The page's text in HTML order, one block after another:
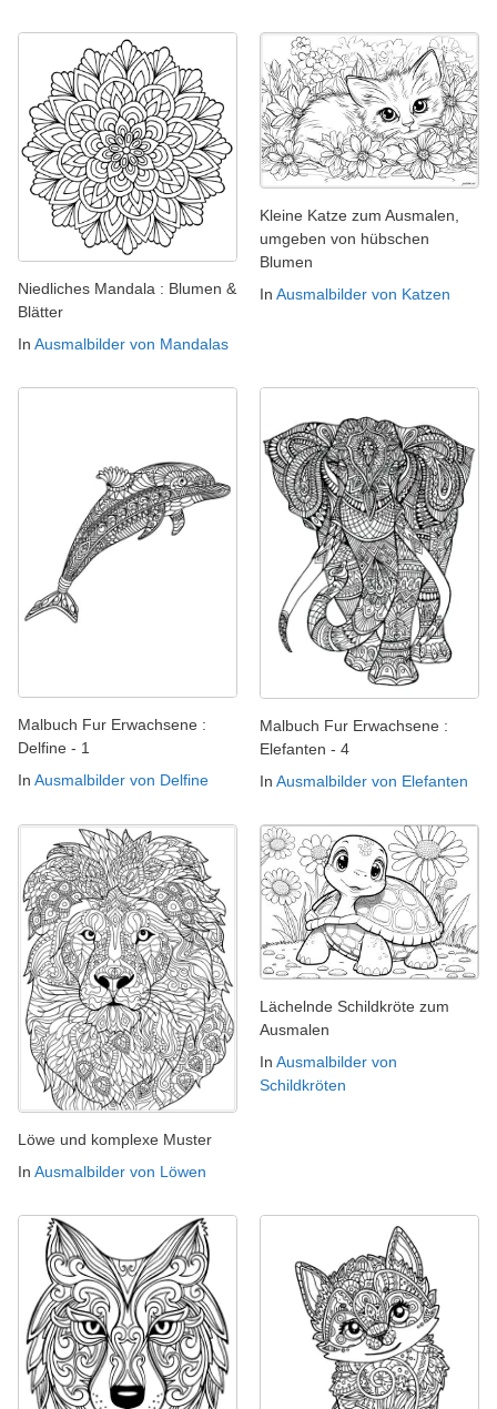
Niedliches Mandala : Blumen &
Blätter
In Ausmalbilder von Mandalas
Kleine Katze zum Ausmalen,
umgeben von hübschen
Blumen
In Ausmalbilder von Katzen
Malbuch Fur Erwachsene :
Delfine - 1
In Ausmalbilder von Delfine
Malbuch Fur Erwachsene :
Elefanten - 4
In Ausmalbilder von Elefanten
Löwe und komplexe Muster
In Ausmalbilder von Löwen
Lächelnde Schildkröte zum
Ausmalen
In Ausmalbilder von
Schildkröten